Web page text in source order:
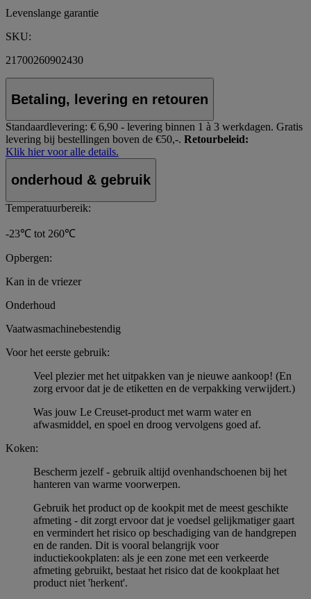
Levenslange garantie
SKU:
21700260902430
Betaling, levering en retouren
Standaardlevering: € 6,90 - levering binnen 1 à 3 werkdagen. Gratis
levering bij bestellingen boven de €50,-. Retourbeleid:
Klik hier voor alle details.
onderhoud & gebruik
Temperatuurbereik:
-23℃ tot 260℃
Opbergen:
Kan in de vriezer
Onderhoud
Vaatwasmachinebestendig
Voor het eerste gebruik:
Veel plezier met het uitpakken van je nieuwe aankoop! (En
zorg ervoor dat je de etiketten en de verpakking verwijdert.)
Was jouw Le Creuset-product met warm water en
afwasmiddel, en spoel en droog vervolgens goed af.
Koken:
Bescherm jezelf - gebruik altijd ovenhandschoenen bij het
hanteren van warme voorwerpen.
Gebruik het product op de kookpit met de meest geschikte
afmeting - dit zorgt ervoor dat je voedsel gelijkmatiger gaart
en vermindert het risico op beschadiging van de handgrepen
en de randen. Dit is vooral belangrijk voor
inductiekookplaten: als je een zone met een verkeerde
afmeting gebruikt, bestaat het risico dat de kookplaat het
product niet 'herkent'.